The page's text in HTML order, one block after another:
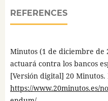
REFERENCES
Minutos (1 de diciembre de
actuará contra los bancos
[Versión digital] 20 Minutos.
https://www.20minutos.es/